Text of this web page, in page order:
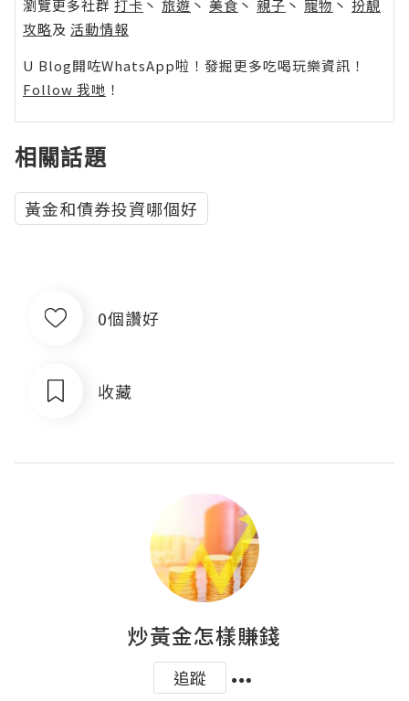
瀏覽更多社群 打卡 丶 旅遊 丶 美食 丶 親子 丶 寵物 丶 扮靚
攻略及 活動情報
U Blog開咗WhatsApp啦！發掘更多吃喝玩樂資訊！
Follow 我哋 ！
相關話題
黃金和債券投資哪個好
0個讚好
收藏
炒黃金怎樣賺錢
追蹤